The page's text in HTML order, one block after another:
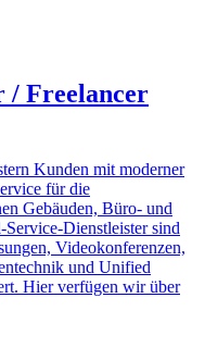
/ Freelancer
Kunden mit moderner
für die
Gebäuden, Büro- und
Dienstleister sind
Videokonferenzen,
und Unified
Hier verfügen wir über